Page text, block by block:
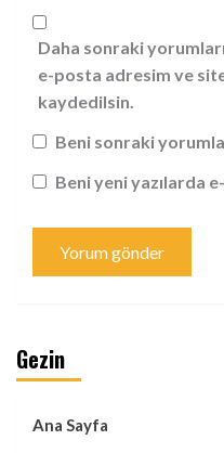
Daha sonraki
e-posta adresim ve
kaydedilsin.
Beni sonraki
Beni yeni yazılarda
Gezin
Ana Sayfa